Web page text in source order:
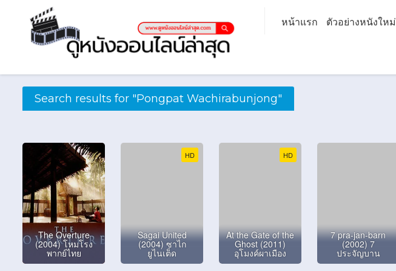
หน้าแรก ตัวอย่างหนังใหม่
Search results for "Pongpat Wachirabunjong"
The Overture
(2004) โหมโรง
พากย์ไทย
HD
Sagai United
(2004) ซาไก
ยูไนเต็ด
HD
At the Gate of the
Ghost (2011)
อุโมงค์ผาเมือง
7 pra-jan-barn
(2002) 7
ประจัญบาน